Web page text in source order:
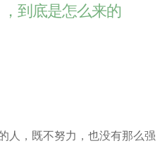
，到底是怎么来的
人，既不努力，也没有那么强